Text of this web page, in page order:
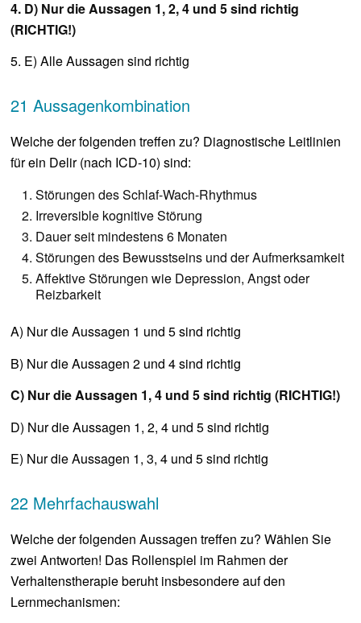
4. D) Nur die Aussagen 1, 2, 4 und 5 sind richtig
(RICHTIG!)
5. E) Alle Aussagen sind richtig
21 Aussagenkombination
Welche der folgenden treffen zu? Diagnostische Leitlinien
für ein Delir (nach ICD-10) sind:
Störungen des Schlaf-Wach-Rhythmus
Irreversible kognitive Störung
Dauer seit mindestens 6 Monaten
Störungen des Bewusstseins und der Aufmerksamkeit
Affektive Störungen wie Depression, Angst oder
Reizbarkeit
A) Nur die Aussagen 1 und 5 sind richtig
B) Nur die Aussagen 2 und 4 sind richtig
C) Nur die Aussagen 1, 4 und 5 sind richtig (RICHTIG!)
D) Nur die Aussagen 1, 2, 4 und 5 sind richtig
E) Nur die Aussagen 1, 3, 4 und 5 sind richtig
22 Mehrfachauswahl
Welche der folgenden Aussagen treffen zu? Wählen Sie
zwei Antworten! Das Rollenspiel im Rahmen der
Verhaltenstherapie beruht insbesondere auf den
Lernmechanismen: